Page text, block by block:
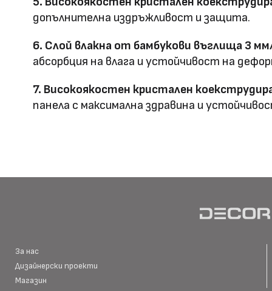
снаждане
Фрезовано снаждане /
профил
HD Принтирани
Материал \\
Повърхностна
допълнителна издръжливост и защита.
6. Слой влакна от бамбукови въглища 3
абсорбция на влага и устойчивост на
7. Високоякостен кристален
панела с максимална здравина и
За нас
Дизайнерски проекти
Магазин